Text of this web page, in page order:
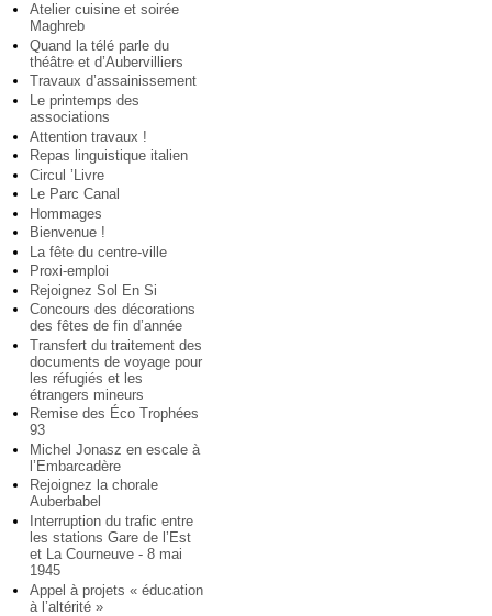
Atelier cuisine et soirée
Maghreb
Quand la télé parle du
théâtre et d’Aubervilliers
Travaux d’assainissement
Le printemps des
associations
Attention travaux !
Repas linguistique italien
Circul ’Livre
Le Parc Canal
Hommages
Bienvenue !
La fête du centre-ville
Proxi-emploi
Rejoignez Sol En Si
Concours des décorations
des fêtes de fin d’année
Transfert du traitement des
documents de voyage pour
les réfugiés et les
étrangers mineurs
Remise des Éco Trophées
93
Michel Jonasz en escale à
l’Embarcadère
Rejoignez la chorale
Auberbabel
Interruption du trafic entre
les stations Gare de l’Est
et La Courneuve - 8 mai
1945
Appel à projets « éducation
à l’altérité »